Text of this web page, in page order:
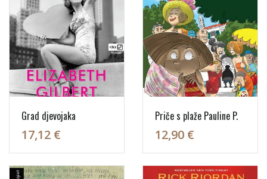
Grad djevojaka
17,12 €
Priče s plaže Pauline P.
12,90 €